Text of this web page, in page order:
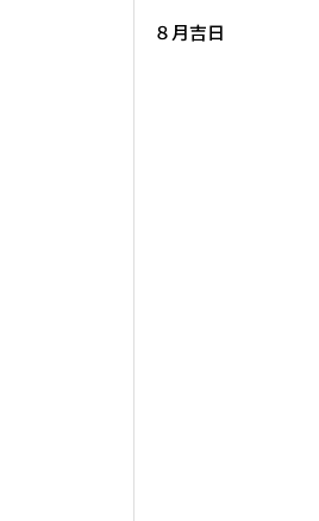
８月吉日